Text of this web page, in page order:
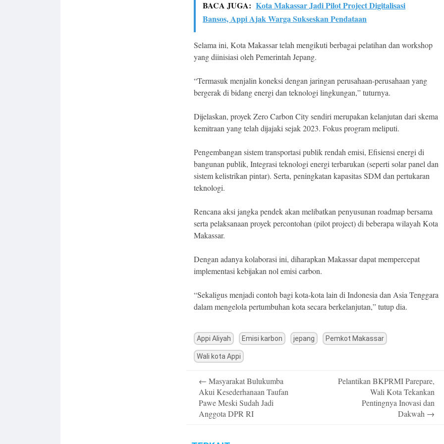
BACA JUGA: Kota Makassar Jadi Pilot Project Digitalisasi
Bansos, Appi Ajak Warga Sukseskan Pendataan
Selama ini, Kota Makassar telah mengikuti berbagai pelatihan dan workshop
yang diinisiasi oleh Pemerintah Jepang.
“Termasuk menjalin koneksi dengan jaringan perusahaan-perusahaan yang
bergerak di bidang energi dan teknologi lingkungan,” tuturnya.
Dijelaskan, proyek Zero Carbon City sendiri merupakan kelanjutan dari skema
kemitraan yang telah dijajaki sejak 2023. Fokus program meliputi.
Pengembangan sistem transportasi publik rendah emisi, Efisiensi energi di
bangunan publik, Integrasi teknologi energi terbarukan (seperti solar panel dan
sistem kelistrikan pintar). Serta, peningkatan kapasitas SDM dan pertukaran
teknologi.
Rencana aksi jangka pendek akan melibatkan penyusunan roadmap bersama
serta pelaksanaan proyek percontohan (pilot project) di beberapa wilayah Kota
Makassar.
Dengan adanya kolaborasi ini, diharapkan Makassar dapat mempercepat
implementasi kebijakan nol emisi carbon.
“Sekaligus menjadi contoh bagi kota-kota lain di Indonesia dan Asia Tenggara
dalam mengelola pertumbuhan kota secara berkelanjutan,” tutup dia.
Appi Aliyah Emisi karbon jepang Pemkot Makassar
Wali kota Appi
navigation
← Masyarakat Bulukumba
Akui Kesederhanaan Taufan
Pawe Meski Sudah Jadi
Anggota DPR RI
Pelantikan BKPRMI Parepare,
Wali Kota Tekankan
Pentingnya Inovasi dan
Dakwah →